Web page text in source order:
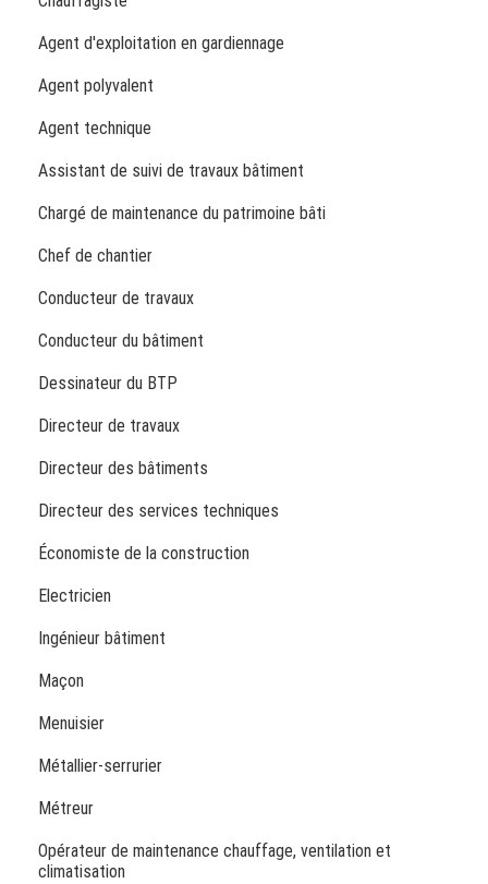
Agent d'exploitation en gardiennage
Agent polyvalent
Agent technique
Assistant de suivi de travaux bâtiment
Chargé de maintenance du patrimoine bâti
Chef de chantier
Conducteur de travaux
Conducteur du bâtiment
Dessinateur du BTP
Directeur de travaux
Directeur des bâtiments
Directeur des services techniques
Économiste de la construction
Electricien
Ingénieur bâtiment
Maçon
Menuisier
Métallier-serrurier
Métreur
Opérateur de maintenance chauffage, ventilation et
climatisation